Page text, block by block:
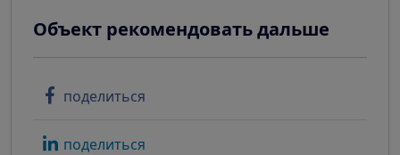
Объект рекомендовать дальше
поделиться
поделиться